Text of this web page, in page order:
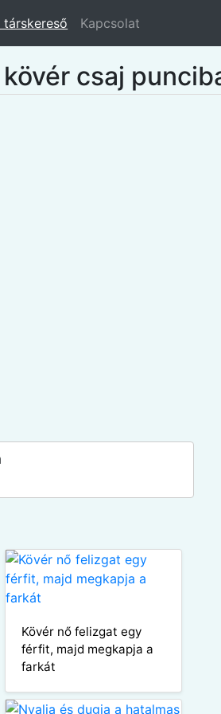
társkereső Kapcsolat
csaj
Kövér nő felizgat egy
férfit, majd megkapja a
farkát